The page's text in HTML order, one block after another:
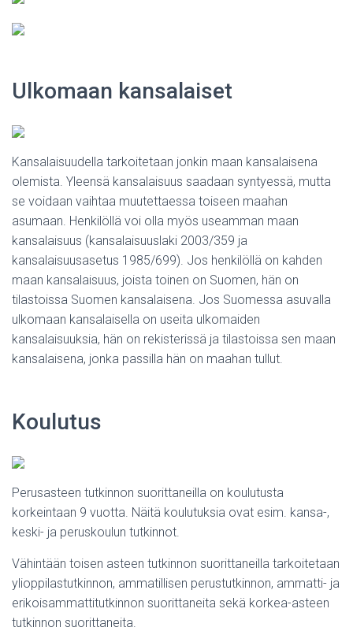
Ulkomaan kansalaiset
Kansalaisuudella tarkoitetaan jonkin maan kansalaisena
olemista. Yleensä kansalaisuus saadaan syntyessä, mutta
se voidaan vaihtaa muutettaessa toiseen maahan
asumaan. Henkilöllä voi olla myös useamman maan
kansalaisuus (kansalaisuuslaki 2003/359 ja
kansalaisuusasetus 1985/699). Jos henkilöllä on kahden
maan kansalaisuus, joista toinen on Suomen, hän on
tilastoissa Suomen kansalaisena. Jos Suomessa asuvalla
ulkomaan kansalaisella on useita ulkomaiden
kansalaisuuksia, hän on rekisterissä ja tilastoissa sen maan
kansalaisena, jonka passilla hän on maahan tullut.
Koulutus
Perusasteen tutkinnon suorittaneilla on koulutusta
korkeintaan 9 vuotta. Näitä koulutuksia ovat esim. kansa-,
keski- ja peruskoulun tutkinnot.
Vähintään toisen asteen tutkinnon suorittaneilla tarkoitetaan
ylioppilastutkinnon, ammatillisen perustutkinnon, ammatti- ja
erikoisammattitutkinnon suorittaneita sekä korkea-asteen
tutkinnon suorittaneita.